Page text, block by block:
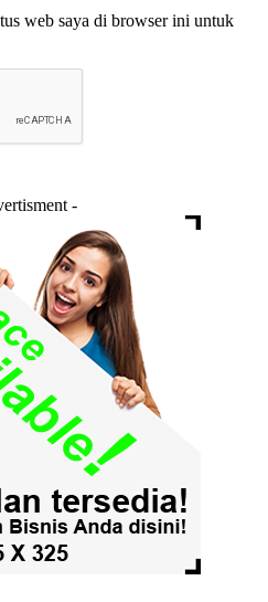
web saya di browser ini untuk
-